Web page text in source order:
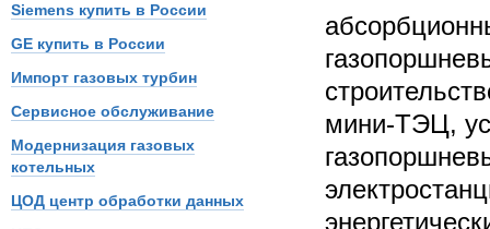
Siemens купить в России
GE купить в России
Импорт газовых турбин
Сервисное обслуживание
Модернизация газовых
котельных
ЦОД центр обработки данных
мини-ТЭЦ,